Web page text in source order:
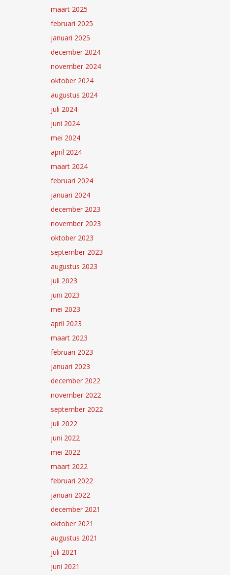
maart 2025
februari 2025
januari 2025
december 2024
november 2024
oktober 2024
augustus 2024
juli 2024
juni 2024
mei 2024
april 2024
maart 2024
februari 2024
januari 2024
december 2023
november 2023
oktober 2023
september 2023
augustus 2023
juli 2023
juni 2023
mei 2023
april 2023
maart 2023
februari 2023
januari 2023
december 2022
november 2022
september 2022
juli 2022
juni 2022
mei 2022
maart 2022
februari 2022
januari 2022
december 2021
oktober 2021
augustus 2021
juli 2021
juni 2021